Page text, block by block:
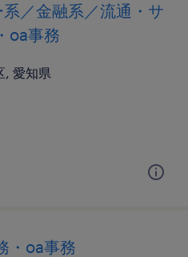
／金融系／流通・サ
oa事務
, 愛知県
・oa事務